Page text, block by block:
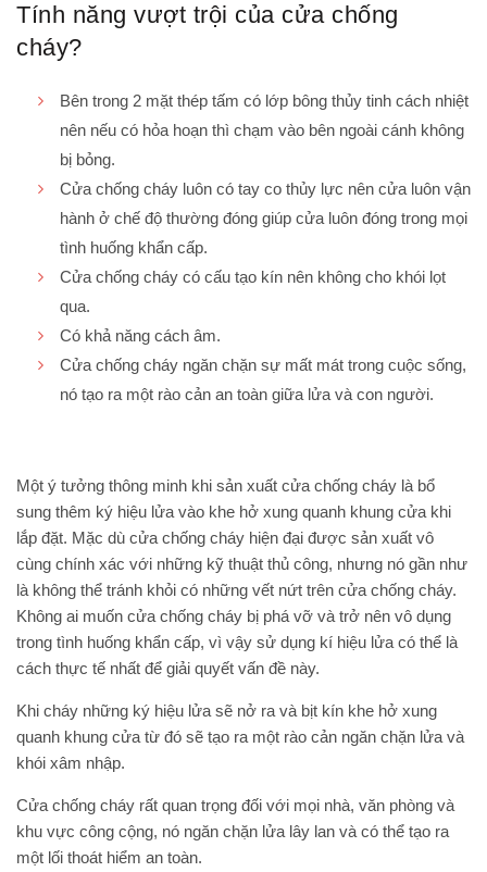
Tính năng vượt trội của cửa chống
cháy?
Bên trong 2 mặt thép tấm có lớp bông thủy tinh cách nhiệt
nên nếu có hỏa hoạn thì chạm vào bên ngoài cánh không
bị bỏng.
Cửa chống cháy luôn có tay co thủy lực nên cửa luôn vận
hành ở chế độ thường đóng giúp cửa luôn đóng trong mọi
tình huống khẩn cấp.
Cửa chống cháy có cấu tạo kín nên không cho khói lọt
qua.
Có khả năng cách âm.
Cửa chống cháy ngăn chặn sự mất mát trong cuộc sống,
nó tạo ra một rào cản an toàn giữa lửa và con người.
Một ý tưởng thông minh khi sản xuất cửa chống cháy là bổ
sung thêm ký hiệu lửa vào khe hở xung quanh khung cửa khi
lắp đặt. Mặc dù cửa chống cháy hiện đại được sản xuất vô
cùng chính xác với những kỹ thuật thủ công, nhưng nó gần như
là không thể tránh khỏi có những vết nứt trên cửa chống cháy.
Không ai muốn cửa chống cháy bị phá vỡ và trở nên vô dụng
trong tình huống khẩn cấp, vì vậy sử dụng kí hiệu lửa có thể là
cách thực tế nhất để giải quyết vấn đề này.
Khi cháy những ký hiệu lửa sẽ nở ra và bịt kín khe hở xung
quanh khung cửa từ đó sẽ tạo ra một rào cản ngăn chặn lửa và
khói xâm nhập.
Cửa chống cháy rất quan trọng đối với mọi nhà, văn phòng và
khu vực công cộng, nó ngăn chặn lửa lây lan và có thể tạo ra
một lối thoát hiểm an toàn.